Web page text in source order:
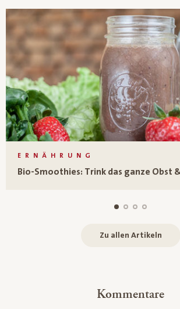
ERNÄHRUNG
Bio-Smoothies: Trink das ganze Obst
Zu allen Artikeln
Kommentare